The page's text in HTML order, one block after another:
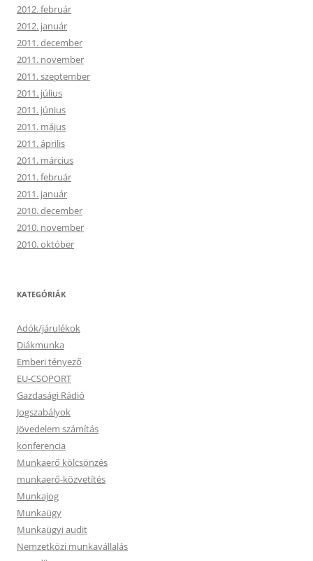
2012. február
2012. január
2011. december
2011. november
2011. szeptember
2011. július
2011. június
2011. május
2011. április
2011. március
2011. február
2011. január
2010. december
2010. november
2010. október
KATEGÓRIÁK
Adók/járulékok
Diákmunka
Emberi tényező
EU-CSOPORT
Gazdasági Rádió
Jogszabályok
Jövedelem számítás
konferencia
Munkaerő kölcsönzés
munkaerő-közvetítés
Munkajog
Munkaügy
Munkaügyi audit
Nemzetközi munkavállalás